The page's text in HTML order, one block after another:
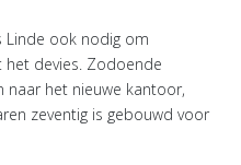
Linde ook nodig om
het devies. Zodoende
naar het nieuwe kantoor,
zeventig is gebouwd voor